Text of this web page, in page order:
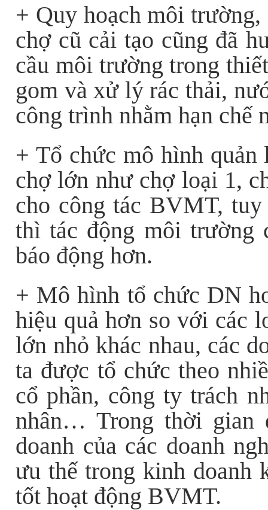
+ Quy hoạch môi trường,
chợ cũ cải tạo cũng đã
cầu môi trường trong
gom và xử lý rác thải,
công trình nhằm hạn chế
+ Tổ chức mô hình
chợ lớn như chợ loại 1,
cho công tác BVMT,
thì tác động môi trường
báo động hơn.
+ Mô hình tổ chức DN
hiệu quả hơn so với các
lớn nhỏ khác nhau, các
ta được tổ chức theo
cổ phần, công ty trách
nhân… Trong thời gian
doanh của các doanh
ưu thế trong kinh doanh
tốt hoạt động BVMT.